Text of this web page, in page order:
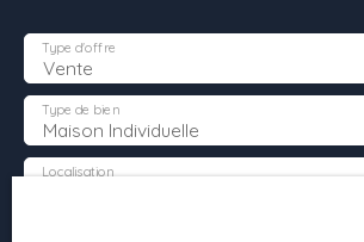
Accueil Acheter
Vente
Type d'offre
Maison Individuelle
Type de bien
Localisation